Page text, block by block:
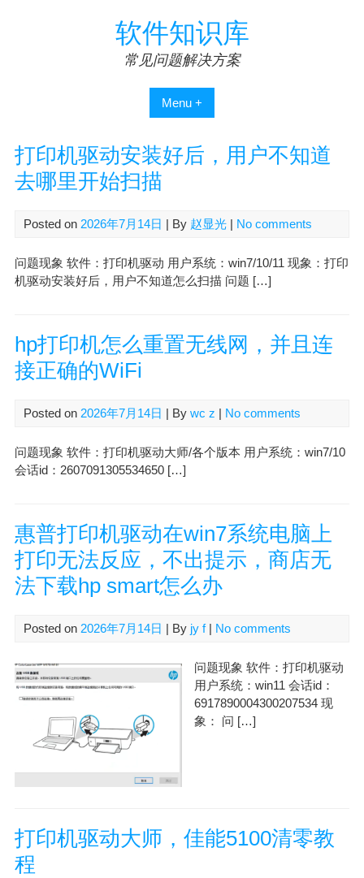
软件知识库
常见问题解决方案
Menu +
打印机驱动安装好后，用户不知道
去哪里开始扫描
Posted on 2026年7月14日 | By 赵显光| No comments
问题现象 软件：打印机驱动 用户系统：win7/10/11 现象：打印
机驱动安装好后，用户不知道怎么扫描 问题 […]
hp打印机怎么重置无线网，并且连
接正确的WiFi
Posted on 2026年7月14日 | By wc z | No comments
问题现象 软件：打印机驱动大师/各个版本 用户系统：win7/10
会话id：2607091305534650 […]
惠普打印机驱动在win7系统电脑上
打印无法反应，不出提示，商店无
法下载hp smart怎么办
Posted on 2026年7月14日 | By jy f| No comments
问题现象 软件：打印机驱动
用户系统：win11 会话id：
6917890004300207534 现
象： 问 […]
打印机驱动大师，佳能5100清零教
程